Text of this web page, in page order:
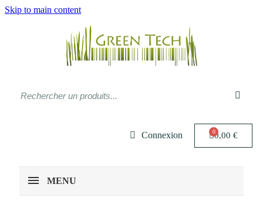
Skip to main content
Connexion 0,00 €
MENU